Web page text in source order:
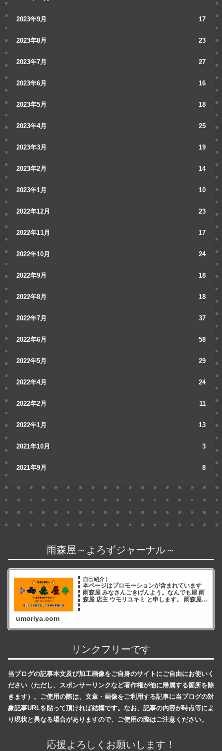
2023年9月 17
2023年8月 23
2023年7月 27
2023年6月 16
2023年5月 18
2023年4月 25
2023年3月 19
2023年2月 14
2023年1月 10
2022年12月 23
2022年11月 17
2022年10月 24
2022年9月 18
2022年8月 18
2022年7月 37
2022年6月 58
2022年5月 29
2022年4月 24
2022年2月 11
2022年1月 13
2021年10月 3
2021年9月 8
雨森屋～よろずジャーナル～
自己紹介 |
本ページはプロモーションが含まれています
雨森屋 みなさんごきげんよう。なんでも屋 雨
森屋 店主 ウモリユキミ と申します。 雨森屋店
umoriya.com
リンクフリーです
当ブログの記事本文及び加工画像をご自身のサイトにご自由にお使いく
ださい（ただし、スポンサーリンクなど著作権が他に帰属する箇所を除
きます）。ご使用の際は、文章・画像をご利用する記事に当ブログの対
象記事URLを貼って頂ければ結構です。なお、記事の内容が時点等によ
り現状と異なる場合がありますので、ご使用の際はご注意ください。
応援よろしくお願いします！